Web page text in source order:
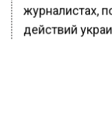
журналистах,
действий